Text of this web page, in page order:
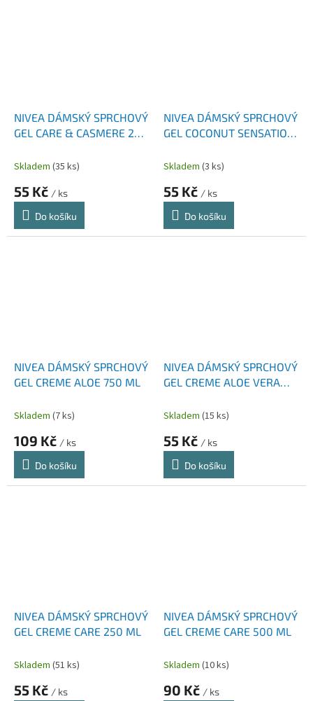
NIVEA DÁMSKÝ SPRCHOVÝ
GEL CARE & CASMERE 250
Skladem (35 ks)
55 Kč / ks
Do košíku
NIVEA DÁMSKÝ SPRCHOVÝ
GEL COCONUT SENSATION
Skladem (3 ks)
55 Kč / ks
Do košíku
NIVEA DÁMSKÝ SPRCHOVÝ
GEL CREME ALOE 750 ML
Skladem (7 ks)
109 Kč / ks
Do košíku
NIVEA DÁMSKÝ SPRCHOVÝ
GEL CREME ALOE VERA
Skladem (15 ks)
55 Kč / ks
Do košíku
NIVEA DÁMSKÝ SPRCHOVÝ
GEL CREME CARE 250 ML
Skladem (51 ks)
55 Kč / ks
NIVEA DÁMSKÝ SPRCHOVÝ
GEL CREME CARE 500 ML
Skladem (10 ks)
90 Kč / ks